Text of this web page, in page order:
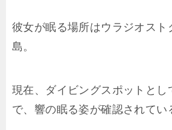
彼女が眠る場所はウラジオス
島。
現在、ダイビングスポットとし
で、響の眠る姿が確認されてい